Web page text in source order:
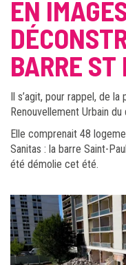
EN
BARRE ST
Il s’agit, pour rappel, de
Renouvellement Urbain du
Elle comprenait 48
Sanitas : la barre Saint-
été démolie cet été.